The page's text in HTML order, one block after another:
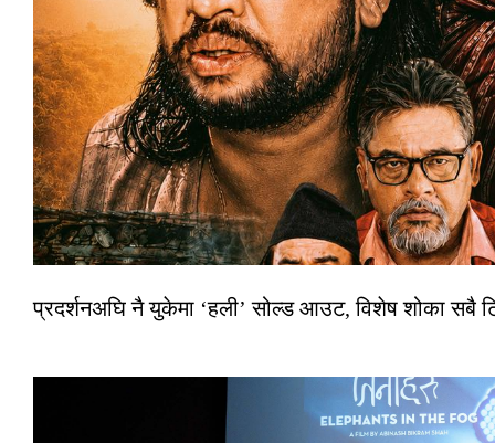
प्रदर्शनअघि नै युकेमा ‘हली’ सोल्ड आउट, विशेष शोका सबै